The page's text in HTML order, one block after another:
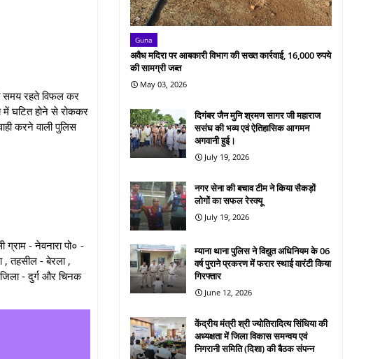
समय रहते विफल कर
घटित होने से रोककर
करने वाली पुलिस
ग्राम - नेवनारा पो० -
, तहसील - बेरला ,
जिला - दुर्ग‌ और चिनक
Guna
अवैध मदिरा पर आबकारी विभाग की सख्त कार्रवाई, 16,000 रुपये
की सामग्री जब्त
May 03, 2026
दिगंबर जैन मुनि श्रमण सागर जी महाराज
ससंघ की भव्य एवं ऐतिहासिक आगमन
अगवानी हुई।
July 19, 2026
नगर सेना की बचाव टीम ने किया सैकड़ों
लोगों का सफल रेस्क्यू
July 19, 2026
म्याना थाना पुलिस ने विद्युत अधिनियम के 06
वर्ष पुराने प्रकरण में फरार स्थाई वारंटी किया
गिरफ्तार
June 12, 2026
केंद्रीय मंत्री श्री ज्योतिरादित्य सिंधिया की
अध्यक्षता में जिला विकास समन्वय एवं
निगरानी समिति (दिशा) की बैठक संपन्न